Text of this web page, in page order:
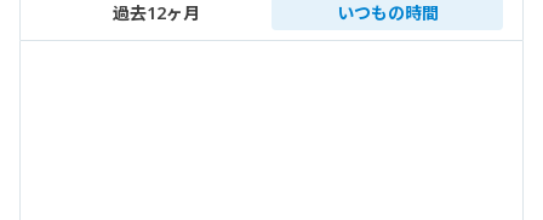
過去12ヶ月 いつもの時間